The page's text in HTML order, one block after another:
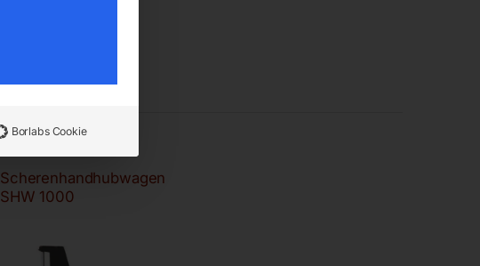
Scherenhandhubwagen
SHW 1000
Borlabs Cookie